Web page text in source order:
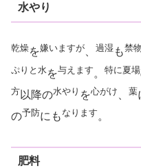
水やり
乾燥を嫌いますが、 過湿 も禁物
ぷりと 水 を与えます 。 特に 夏場
方 以降の水やり を心がけ 葉
の予防にも なります。
肥料